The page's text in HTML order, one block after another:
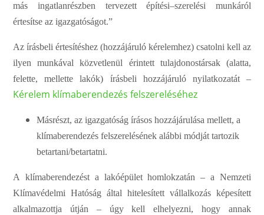
más
ingatlanrészben tervezett építési–szerelési munkáról
értesítseazigazgatóságot.”
Az írásbeli értesítéshez(hozzájárulókérelemhez)csatolnikellaz
ilyen munkával közvetlenül érintett tulajdonostársak(alatta,
felette,mellettelakók) írásbeli hozzájáruló nyilatkozatát –
Kérelem klímaberendezés felszereléséhez
Másrészt, az igazgatóság írásos hozzájárulása mellett, a
klímaberendezés felszerelésének alábbi módját tartozik
betartani/betartatni.
A klímaberendezést a lakóépülethomlokzatán–aNemzeti
Klímavédelmi Hatóság által hitelesített vállalkozás képesített
alkalmazottja útján – úgykell elhelyezni, hogy annak